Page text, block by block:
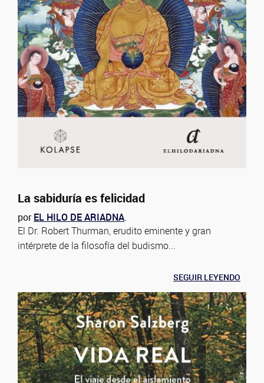
La sabiduría es felicidad
porEL HILO DE ARIADNA.
El Dr. Robert Thurman, erudito eminente y gran
intérprete de la filosofía del budismo...
SEGUIR LEYENDO